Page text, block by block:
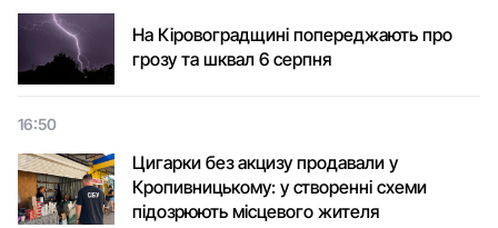
На Кіровоградщині попереджають про
грозу та шквал 6 серпня
16:50
Цигарки без акцизу продавали у
Кропивницькому: у створенні схеми
підозрюють місцевого жителя